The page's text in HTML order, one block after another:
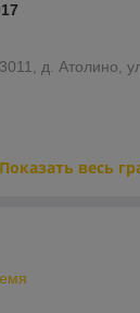
д. Атолино,
Показать весь